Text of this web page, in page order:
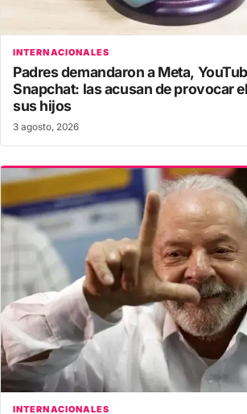
INTERNACIONALES
Padres demandaron a Meta,
Snapchat: las acusan de provocar
sus hijos
3 agosto, 2026
INTERNACIONALES